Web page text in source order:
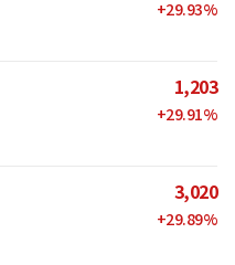
+29.93%
1,203
+29.91%
3,020
+29.89%